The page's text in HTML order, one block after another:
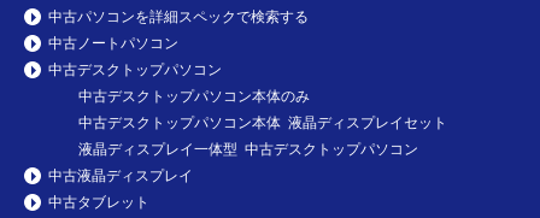
中古パソコンを詳細スペックで検索する
中古ノートパソコン
中古デスクトップパソコン
中古デスクトップパソコン本体のみ
中古デスクトップパソコン本体 液晶ディスプレイセット
液晶ディスプレイ一体型 中古デスクトップパソコン
中古液晶ディスプレイ
中古タブレット